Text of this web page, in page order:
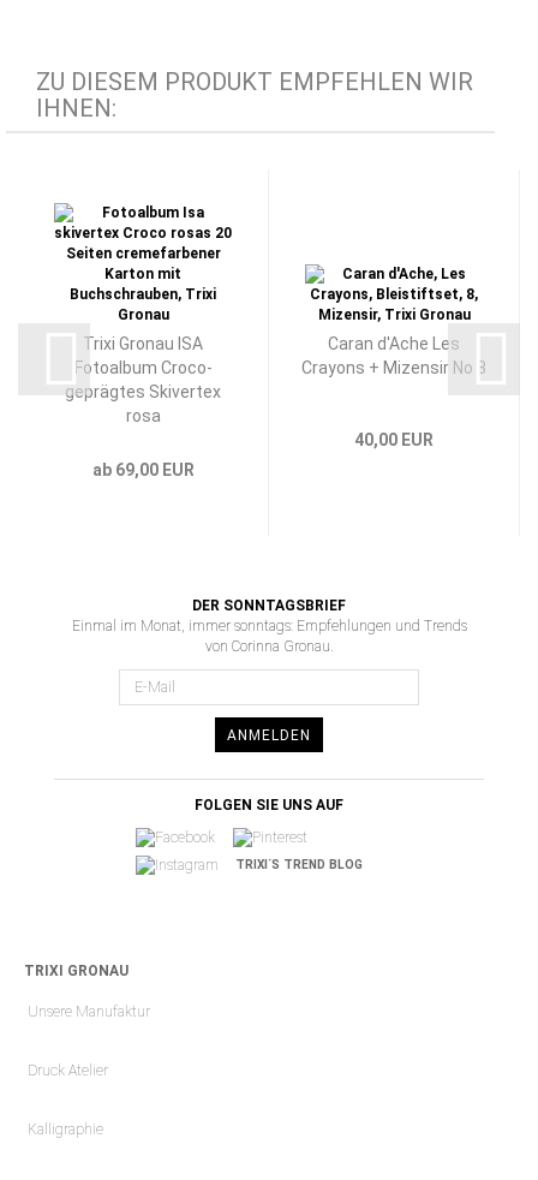
ZU DIESEM PRODUKT EMPFEHLEN WIR
IHNEN:
Trixi Gronau ISA
Fotoalbum Croco-
geprägtes Skivertex
rosa
ab 69,00 EUR
Caran d'Ache Les
Crayons + Mizensir No 8
40,00 EUR
DER SONNTAGSBRIEF
Einmal im Monat, immer sonntags: Empfehlungen und Trends
von Corinna Gronau.
ANMELDEN
FOLGEN SIE UNS AUF
TRIXI´S TREND BLOG
TRIXI GRONAU
Unsere Manufaktur
Druck Atelier
Kalligraphie